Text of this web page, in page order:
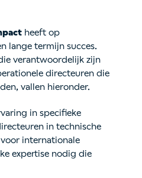
heeft op
lange termijn succes.
verantwoordelijk zijn
directeuren die
vallen hieronder.
in specifieke
in technische
internationale
expertise nodig die